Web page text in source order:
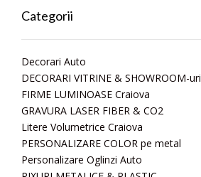
Categorii
Decorari Auto
DECORARI VITRINE & SHOWROOM-uri
FIRME LUMINOASE Craiova
GRAVURA LASER FIBER & CO2
Litere Volumetrice Craiova
PERSONALIZARE COLOR pe metal
Personalizare Oglinzi Auto